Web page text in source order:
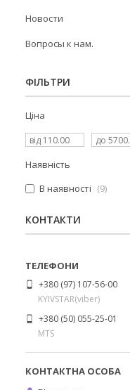
Новости
Вопросы к нам.
ФІЛЬТРИ
Ціна
Наявність
В наявності
9
КОНТАКТИ
+380 (97) 107-56-00
KYIVSTAR(viber)
+380 (50) 055-25-01
MTS